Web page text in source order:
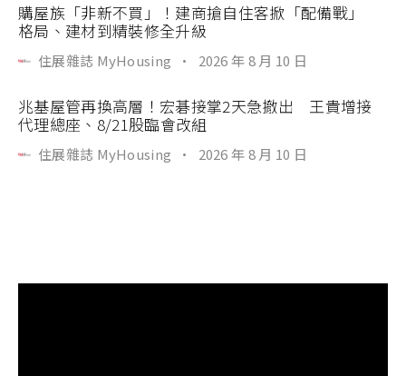
購屋族「非新不買」！建商搶自住客掀「配備戰」
格局、建材到精裝修全升級
住展雜誌 MyHousing · 2026 年 8 月 10 日
兆基屋管再換高層！宏碁接掌2天急撤出 王貴增接
代理總座、8/21股臨會改組
住展雜誌 MyHousing · 2026 年 8 月 10 日